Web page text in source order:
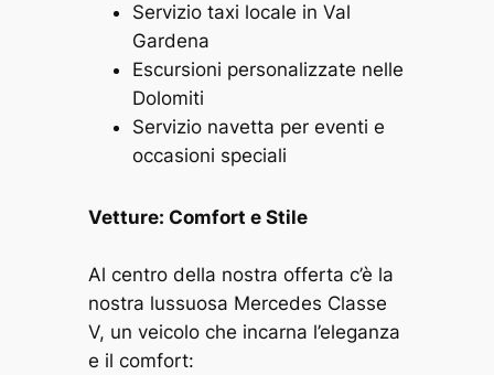
Servizio taxi locale in Val
Gardena
Escursioni personalizzate nelle
Dolomiti
Servizio navetta per eventi e
occasioni speciali
Vetture: Comfort e Stile
Al centro della nostra offerta c’è la
nostra lussuosa Mercedes Classe
V, un veicolo che incarna l’eleganza
e il comfort: